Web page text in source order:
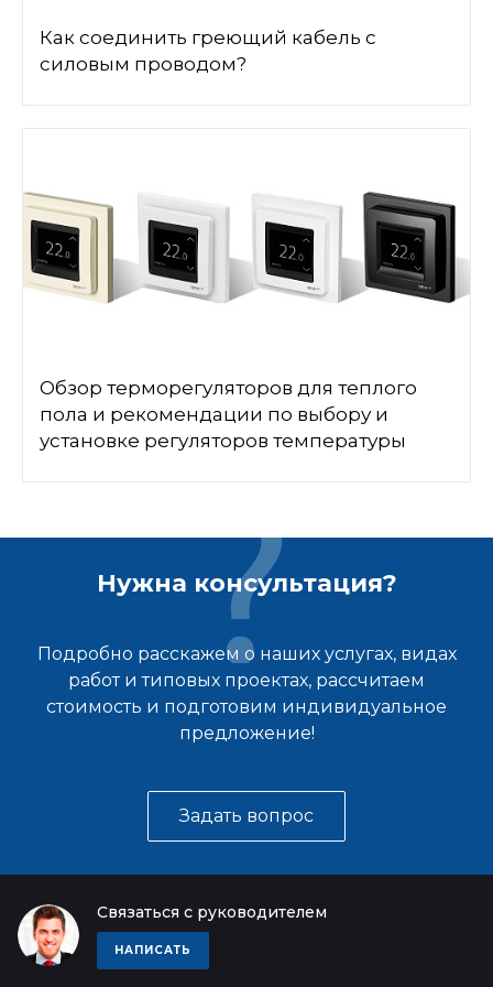
Как соединить греющий кабель с
силовым проводом?
Обзор терморегуляторов для теплого
пола и рекомендации по выбору и
установке регуляторов температуры
Нужна консультация?
Подробно расскажем о наших услугах, видах
работ и типовых проектах, рассчитаем
стоимость и подготовим индивидуальное
предложение!
Задать вопрос
Связаться с руководителем
НАПИСАТЬ